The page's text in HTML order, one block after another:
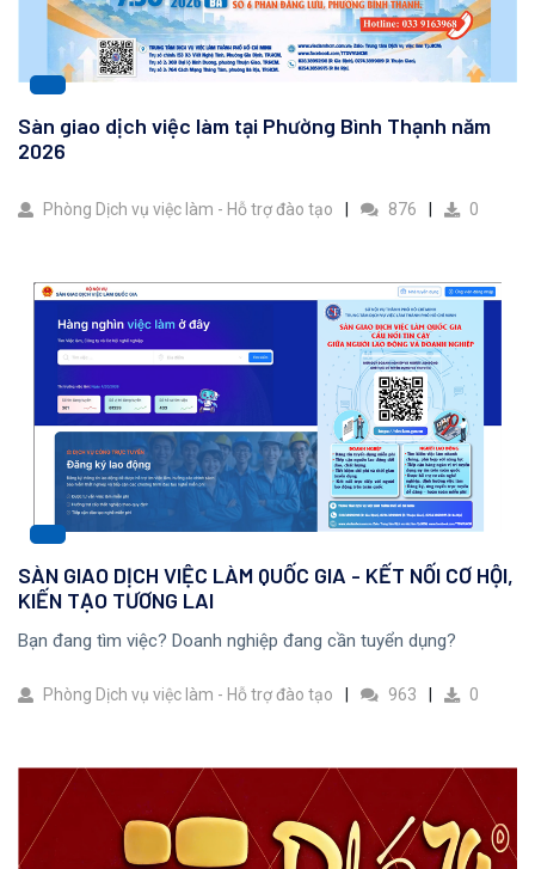
Sàn giao dịch việc làm tại Phường Bình Thạnh năm
2026
Phòng Dịch vụ việc làm - Hỗ trợ đào tạo 876 0
SÀN GIAO DỊCH VIỆC LÀM QUỐC GIA - KẾT NỐI CƠ HỘI,
KIẾN TẠO TƯƠNG LAI
Bạn đang tìm việc? Doanh nghiệp đang cần tuyển dụng?
Phòng Dịch vụ việc làm - Hỗ trợ đào tạo 963 0